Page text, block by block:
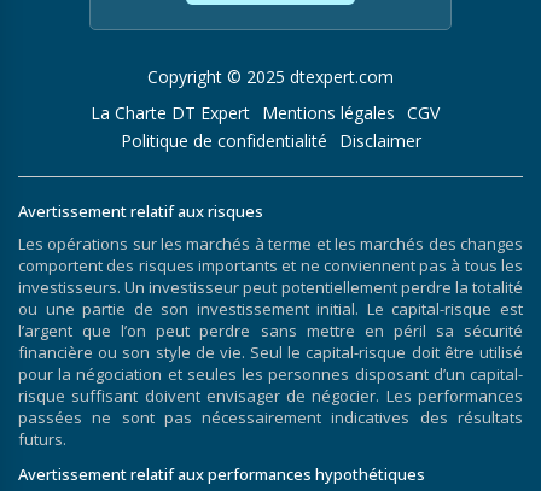
Copyright © 2025 dtexpert.com
La Charte DT Expert
Mentions légales CGV
Politique de confidentialité
Disclaimer
Avertissement relatif aux risques
Les opérations sur les marchés à terme et les marchés des changes
comportent des risques importants et ne conviennent pas à tous les
investisseurs. Un investisseur peut potentiellement perdre la totalité
ou une partie de son investissement initial. Le capital-risque est
l’argent que l’on peut perdre sans mettre en péril sa sécurité
financière ou son style de vie. Seul le capital-risque doit être utilisé
pour la négociation et seules les personnes disposant d’un capital-
risque suffisant doivent envisager de négocier. Les performances
passées ne sont pas nécessairement indicatives des résultats
futurs.
Avertissement relatif aux performances hypothétiques